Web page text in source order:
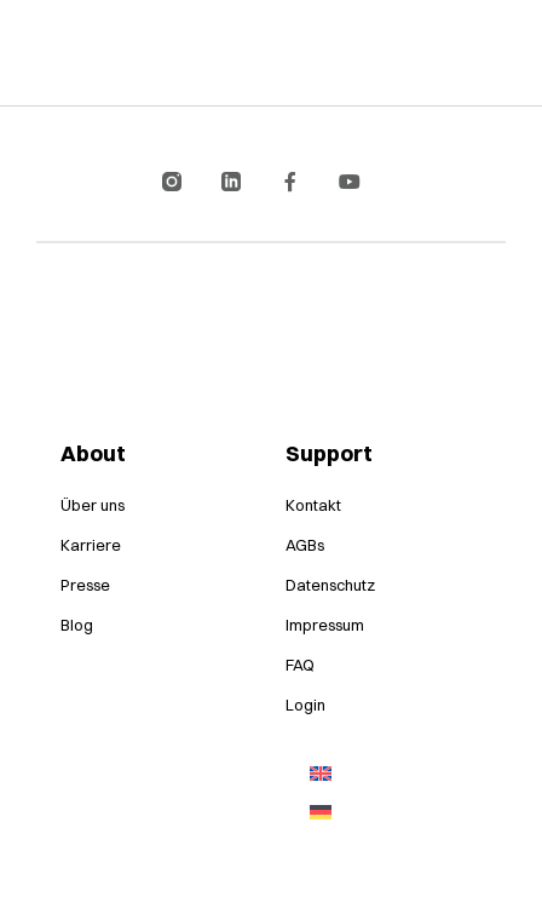
About
Über uns
Karriere
Presse
Blog
Support
Kontakt
AGBs
Datenschutz
Impressum
FAQ
Login